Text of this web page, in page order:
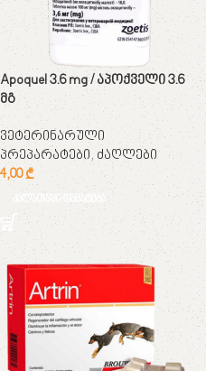
Apoquel 3.6 mg / აპოქველი 3.6
მგ
ვეტერინარული
პრეპარატები, ძაღლები
4,00₾
კალათაში დამატება